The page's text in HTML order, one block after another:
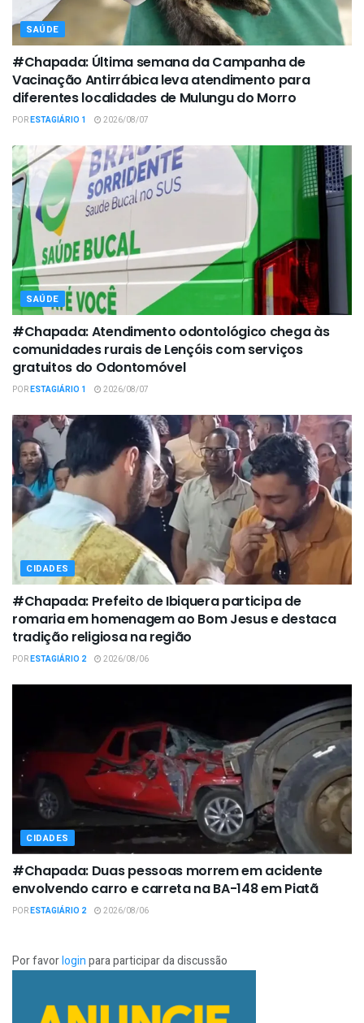
SAÚDE
#Chapada: Última semana da Campanha de
Vacinação Antirrábica leva atendimento para
diferentes localidades de Mulungu do Morro
PORESTAGIÁRIO 1 2026/08/07
SAÚDE
#Chapada: Atendimento odontológico chega às
comunidades rurais de Lençóis com serviços
gratuitos do Odontomóvel
PORESTAGIÁRIO 1 2026/08/07
CIDADES
#Chapada: Prefeito de Ibiquera participa de
romaria em homenagem ao Bom Jesus e destaca
tradição religiosa na região
PORESTAGIÁRIO 2 2026/08/06
CIDADES
#Chapada: Duas pessoas morrem em acidente
envolvendo carro e carreta na BA-148 em Piatã
PORESTAGIÁRIO 2 2026/08/06
Por favorloginpara participar da discussão